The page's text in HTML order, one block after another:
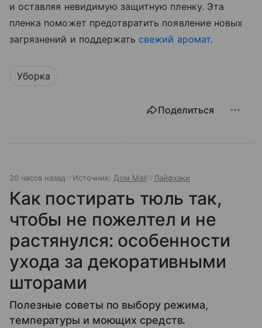
и оставляя невидимую защитную пленку. Эта
пленка поможет предотвратить появление новых
загрязнений и поддержать свежий аромат.
Уборка
Поделиться
20 часов назад Источник: Дом Mail Лайфхаки
Как постирать тюль так,
чтобы не пожелтел и не
растянулся: особенности
ухода за декоративными
шторами
Полезные советы по выбору режима,
температуры и моющих средств.